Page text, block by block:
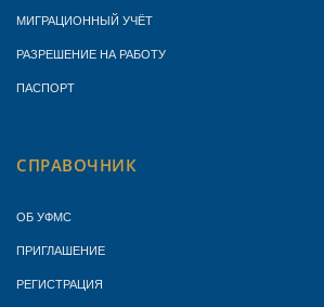
МИГРАЦИОННЫЙ УЧЁТ
РАЗРЕШЕНИЕ НА РАБОТУ
ПАСПОРТ
СПРАВОЧНИК
ОБ УФМС
ПРИГЛАШЕНИЕ
РЕГИСТРАЦИЯ